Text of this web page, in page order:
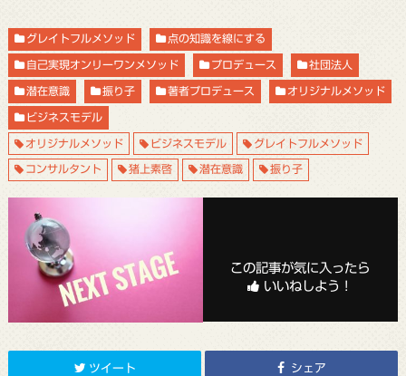
グレイトフルメソッド 点の知識を線にする
自己実現オンリーワンメソッド プロデュース 社団法人
潜在意識 振り子 著者プロデュース オリジナルメソッド
ビジネスモデル
オリジナルメソッド ビジネスモデル グレイトフルメソッド
コンサルタント 猪上素啓 潜在意識 振り子
この記事が気に入ったら
いいねしよう！
ツイート シェア